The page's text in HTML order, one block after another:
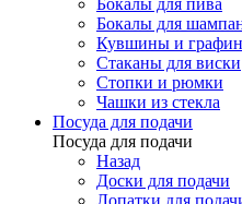
Бокалы для
Кувшины и
Стаканы для виски
Стопки и рюмки
Чашки из стекла
Посуда для подачи
Посуда для подачи
Назад
Доски для подачи
Лопатки для